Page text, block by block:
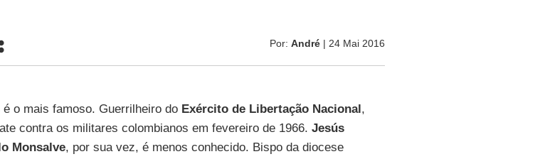
Por: André| 24 Mai 2016
é o mais famoso. Guerrilheiro do Exército de Libertação Nacional,
contra os militares colombianos em fevereiro de 1966. Jesús
Monsalve, por sua vez, é menos conhecido. Bispo da diocese